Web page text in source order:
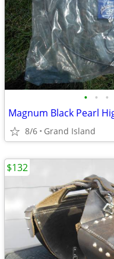
• • •
8/6 Grand Island
$132